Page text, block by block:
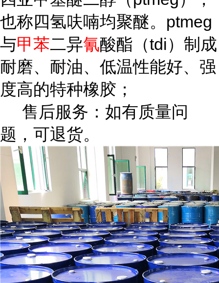
也称四氢呋喃均聚醚。ptmeg
与甲苯二异氰酸酯（tdi）制成
耐磨、耐油、低温性能好、强
度高的特种橡胶；
售后服务：如有质量问
题，可退货。